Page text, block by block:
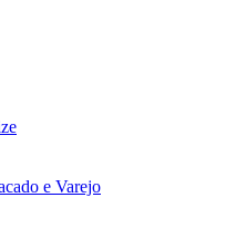
e Varejo